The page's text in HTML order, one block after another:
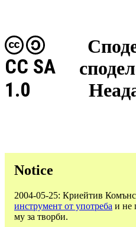
CC SA
1.0
Notice
2004-05-25: Криейтив Комънс
инструмент от употреба и не
му за творби.